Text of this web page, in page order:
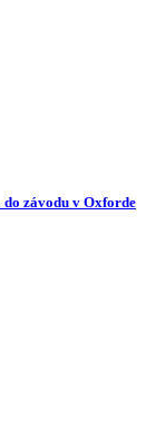
závodu v Oxforde